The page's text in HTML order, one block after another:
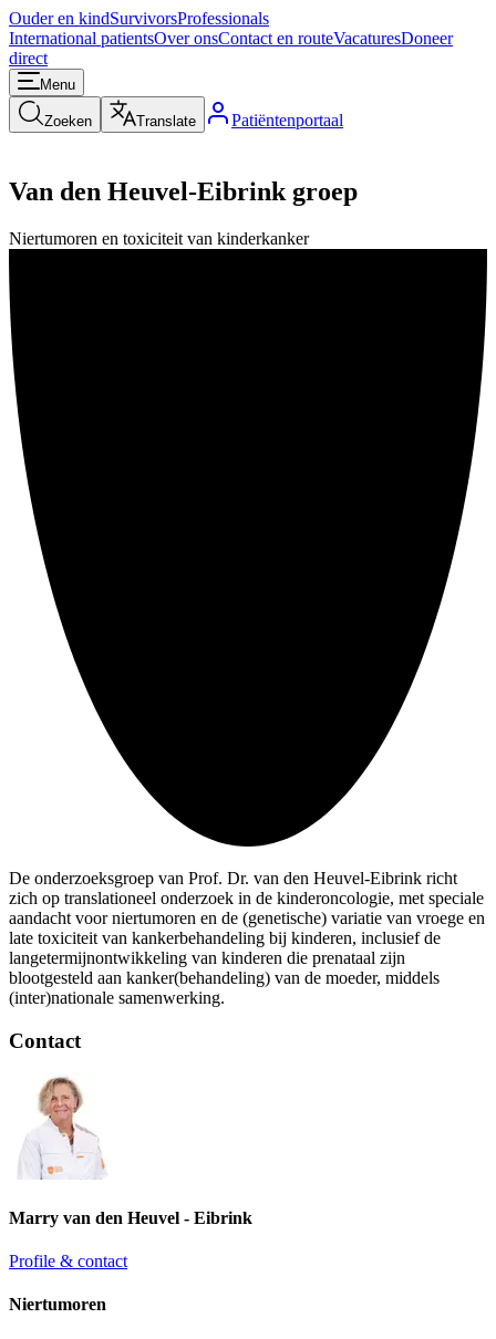
Ouder en kindSurvivorsProfessionals
International patientsOver onsContact en routeVacaturesDoneer
direct
Menu
Zoeken Translate Patiëntenportaal
Van den Heuvel-Eibrink groep
Niertumoren en toxiciteit van kinderkanker
De onderzoeksgroep van Prof. Dr. van den Heuvel-Eibrink richt
zich op translationeel onderzoek in de kinderoncologie, met speciale
aandacht voor niertumoren en de (genetische) variatie van vroege en
late toxiciteit van kankerbehandeling bij kinderen, inclusief de
langetermijnontwikkeling van kinderen die prenataal zijn
blootgesteld aan kanker(behandeling) van de moeder, middels
(inter)nationale samenwerking.
Contact
Marry van den Heuvel - Eibrink
Profile & contact
Niertumoren